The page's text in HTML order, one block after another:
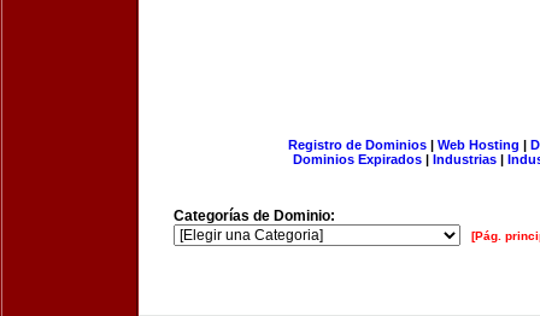
Registro de Dominios| Web Hosting |
Dominios Expirados | Industrias |
Categorías de Dominio:
[Pág.